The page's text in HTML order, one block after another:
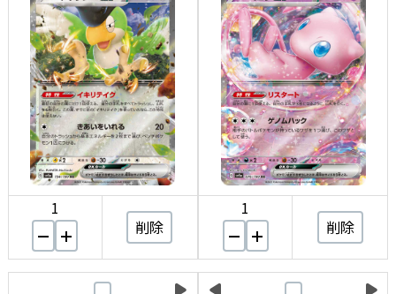
1
削除
1
削除